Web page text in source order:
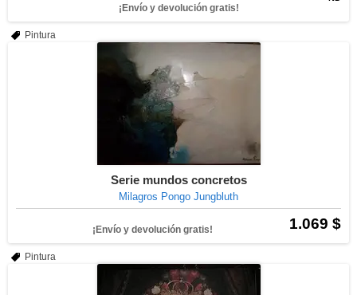
¡Envío y devolución gratis!
Pintura
Serie mundos concretos
Milagros Pongo Jungbluth
1.069 $
¡Envío y devolución gratis!
Pintura